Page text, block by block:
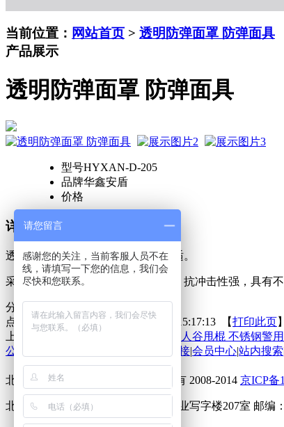
当前位置： 网站首页 > 透明防弹面罩 防弹面具
产品展示
透明防弹面罩 防弹面具
型号HYXAN-D-205
品牌华鑫安盾
价格
详细描述
透明防弹面罩，做工精细，穿戴舒适。
采用超强纤维材料以特殊工艺压制，抗冲击性强，具有
分享到：
点击次数：更新时间：2014-11-10 15:17:13 【打印此页
上一条：
伸缩警棍 甩棍 蚂蚁甩棍 野人谷甩棍 不锈钢警
公司动态
友情链接|会员中心|站内搜索
北京华鑫安盾商贸有限公司 版权所有 2008-2014 京ICP备
北京海淀上地马连洼北路9号东居兴业写字楼207室 邮编
请您留言
感谢您的关注，当前客服人员不在
线，请填写一下您的信息，我们会
尽快和您联系。